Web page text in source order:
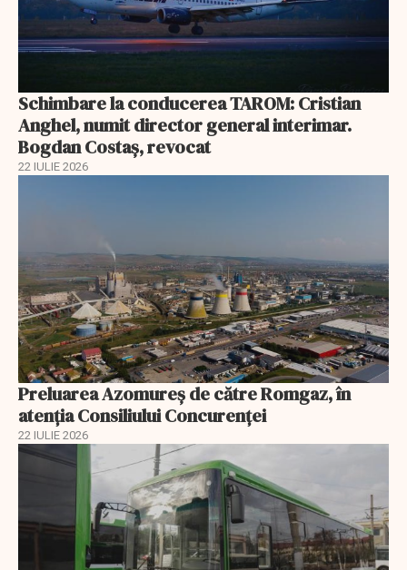
Schimbare la conducerea TAROM: Cristian
Anghel, numit director general interimar.
Bogdan Costaș, revocat
22 IULIE 2026
Preluarea Azomureş de către Romgaz, în
atenţia Consiliului Concurenţei
22 IULIE 2026